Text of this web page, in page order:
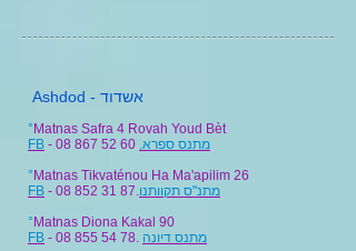
Ashdod - אשדוד
° Matnas Safra 4 Rovah Youd Bèt
FB - 08 867 52 60
° Matnas Tikvaténou Ha Ma'apilim 26
FB - 08 852 31 87.מתנ"ס תקוותנו
° Matnas Diona Kakal 90
FB - 08 855 54 78. מתנס דיונה